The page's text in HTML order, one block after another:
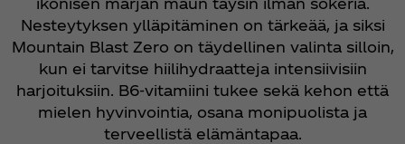
ikonisen marjan maun täysin ilman sokeria.
Nesteytyksen ylläpitäminen on tärkeää, ja siksi
Mountain Blast Zero on täydellinen valinta silloin,
kun ei tarvitse hiilihydraatteja intensiivisiin
harjoituksiin. B6-vitamiini tukee sekä kehon että
mielen hyvinvointia, osana monipuolista ja
terveellistä elämäntapaa.